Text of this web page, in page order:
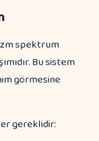
spektrum
Bu sistem
görmesine
gereklidir: